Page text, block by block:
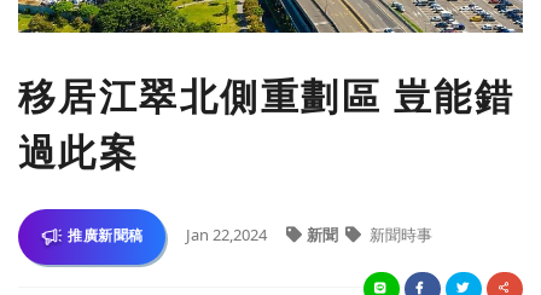
移居江翠北側重劃區 豈能錯
過此案
推廣新聞稿 Jan 22,2024 新聞 新聞時事